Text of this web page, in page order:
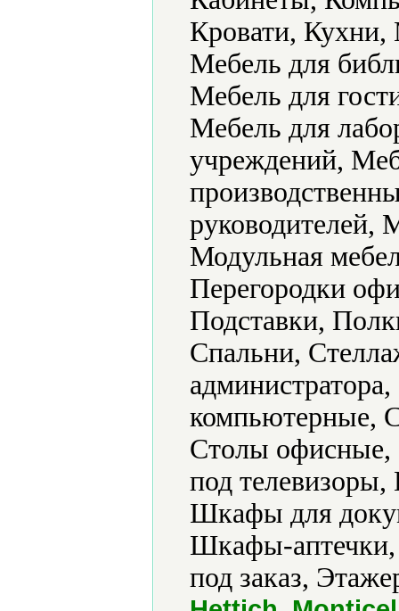
Кровати, Кухни,
Мебель для
Мебель для
Мебель для
учреждений,
руководителей,
Модульная
Перегородки
Подставки,
Спальни,
компьютерные,
Столы
под
Шкафы для
Шкафы-
под заказ,